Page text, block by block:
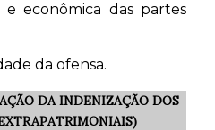
econômica das partes
da ofensa.
DA INDENIZAÇÃO DOS